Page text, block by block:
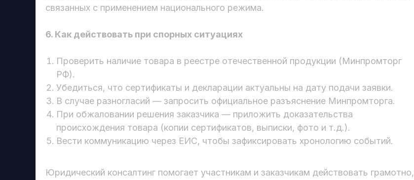
связанных с применением национального режима.
6. Как действовать при спорных ситуациях
Проверить наличие товара в реестре отечественной продукции (Минпромторг
РФ).
Убедиться, что сертификаты и декларации актуальны на дату подачи заявки.
В случае разногласий — запросить официальное разъяснение Минпромторга.
При обжаловании решения заказчика — приложить доказательства
происхождения товара (копии сертификатов, выписки, фото и т.д.).
Вести коммуникацию через ЕИС, чтобы зафиксировать хронологию событий.
Юридический консалтинг помогает участникам и заказчикам действовать грамотно,